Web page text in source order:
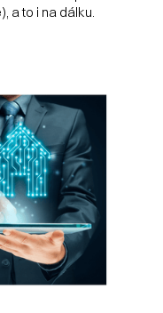
a to i na dálku.